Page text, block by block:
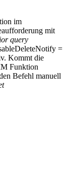
im
mit
query
=
Kommt die
Funktion
Befehl manuell